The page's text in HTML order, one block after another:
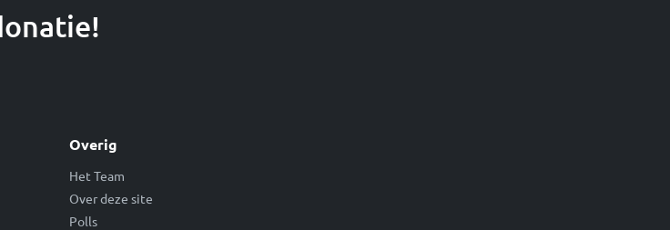
Overig
Het Team
Over deze site
Polls